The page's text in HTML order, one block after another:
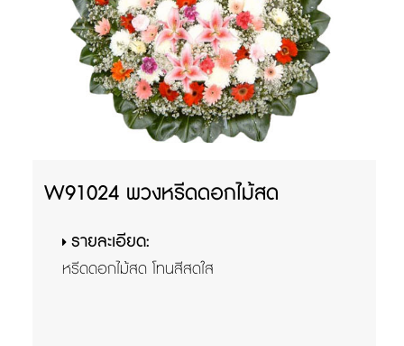
W91024 พวงหรีดดอกไม้สด
รายละเอียด:
หรีดดอกไม้สด โทนสีสดใส